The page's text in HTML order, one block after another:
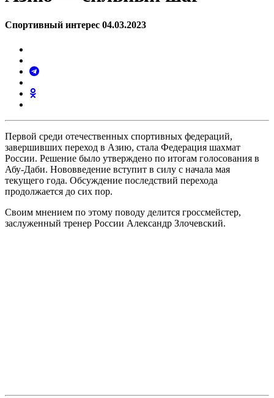
Спортивный интерес 04.03.2023
Первой среди отечественных спортивных федераций,
завершивших переход в Азию, стала Федерация шахмат
России. Решение было утверждено по итогам голосования в
Абу-Даби. Нововведение вступит в силу с начала мая
текущего года. Обсуждение последствий перехода
продолжается до сих пор.
Своим мнением по этому поводу делится гроссмейстер,
заслуженный тренер России Александр Злочевский.